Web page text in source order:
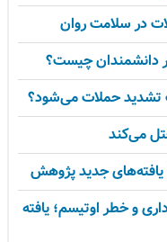
در سلامت روان
دانشمندان چیست؟
تشدید حملات می‌شود؟
می‌کند
جدید پژوهش
و خطر اوتیسم؛ یافته